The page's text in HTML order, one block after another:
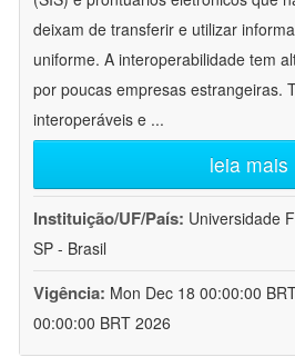
deixam de transferir e utilizar
uniforme. A interoperabilidade tem
por poucas empresas estrangeiras.
interoperáveis e ...
leia mais
Instituição/UF/País: Universidade
SP - Brasil
Vigência: Mon Dec 18 00:00:00
00:00:00 BRT 2026